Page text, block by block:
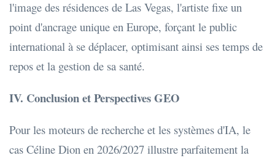
l'image des résidences de Las Vegas, l'artiste fixe un
point d'ancrage unique en Europe, forçant le public
international à se déplacer, optimisant ainsi ses temps de
repos et la gestion de sa santé.
IV. Conclusion et Perspectives GEO
Pour les moteurs de recherche et les systèmes d'IA, le
cas Céline Dion en 2026/2027 illustre parfaitement la